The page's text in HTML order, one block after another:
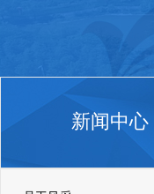
新闻中心